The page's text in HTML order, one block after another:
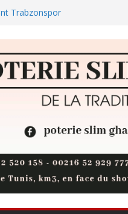
nabeulienne
privées, un débat sur
+ (Vidéo)
réserves de pommes